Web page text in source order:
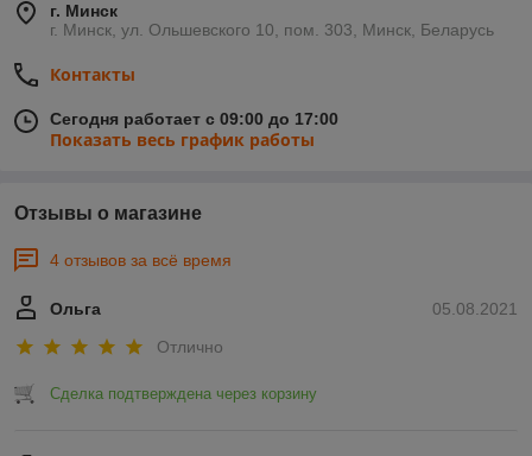
г. Минск
г. Минск, ул. Ольшевского 10, пом. 303, Минск, Беларусь
Контакты
Сегодня работает с 09:00 до 17:00
Показать весь график работы
Отзывы о магазине
4 отзывов за всё время
05.08.2021
Ольга
Отлично
Сделка подтверждена через корзину